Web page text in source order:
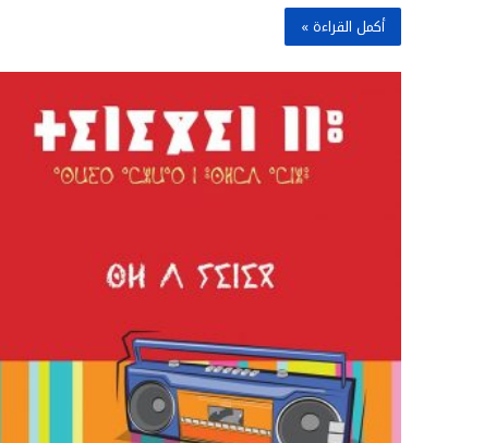
أكمل القراءة »